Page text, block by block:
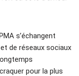
s’échangent
de réseaux sociaux
pour la plus